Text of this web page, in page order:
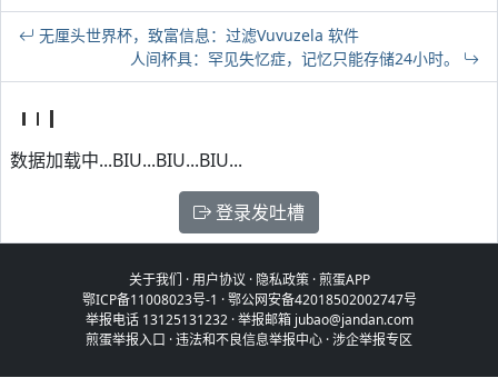
无厘头世界杯，致富信息：过滤Vuvuzela 软件
人间杯具：罕见失忆症，记忆只能存储24小时。
数据加载中...BIU...BIU...BIU...
登录发吐槽
关于我们 ·用户协议 · 隐私政策·煎蛋APP
鄂ICP备11008023号-1 ·鄂公网安备42018502002747号
举报电话 13125131232 · 举报邮箱 jubao@jandan.com
煎蛋举报入口 ·违法和不良信息举报中心 ·涉企举报专区